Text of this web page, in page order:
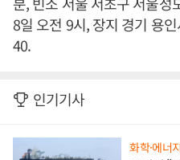
8일 오전 9시, 장지 경기 용
40.
인기기사
화학·에너지